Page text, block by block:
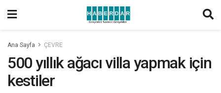
Ana Sayfa ÇEVRE
500 yıllık ağacı villa yapmak için
kestiler